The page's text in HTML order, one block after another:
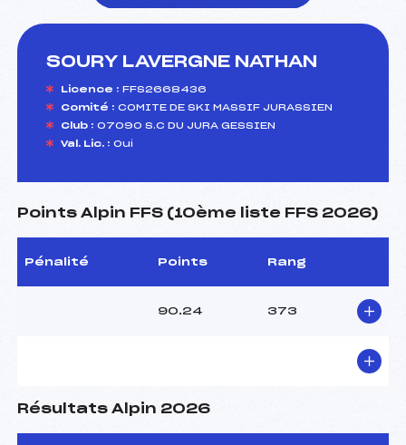
SOURY LAVERGNE NATHAN
Licence : FFS2668436
Comité : COMITE DE SKI MASSIF JURASSIEN
Club : 07090 S.C DU JURA GESSIEN
Val. Lic. : Oui
Points Alpin FFS (10ème liste FFS 2026)
Pénalité Points Rang
90.24 373
Résultats Alpin 2026